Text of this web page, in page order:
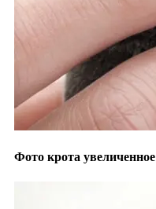
Фото крота увеличенное